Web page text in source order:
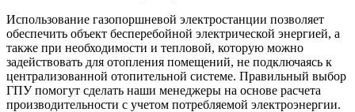
Использование газопоршневой электростанции позволяет
обеспечить объект бесперебойной электрической энергией, а
также при необходимости и тепловой, которую можно
задействовать для отопления помещений, не подключаясь к
централизованной отопительной системе. Правильный выбор
ГПУ помогут сделать наши менеджеры на основе расчета
производительности с учетом потребляемой электроэнергии.